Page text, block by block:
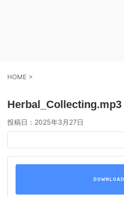
HOME >
Herbal_Collecting.mp3
投稿日： 2025年3月27日
DOWNLOAD